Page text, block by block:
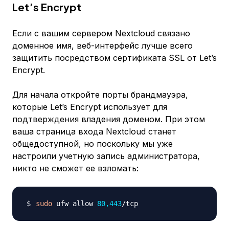
Let’s Encrypt
Если с вашим сервером Nextcloud связано
доменное имя, веб-интерфейс лучше всего
защитить посредством сертификата SSL от Let’s
Encrypt.
Для начала откройте порты брандмауэра,
которые Let’s Encrypt использует для
подтверждения владения доменом. При этом
ваша страница входа Nextcloud станет
общедоступной, но поскольку мы уже
настроили учетную запись администратора,
никто не сможет ее взломать:
sudo ufw allow 80,443